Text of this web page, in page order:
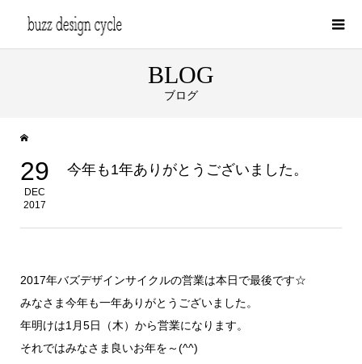
BLOG
ブログ
29
DEC
2017
今年も1年ありがとうございました。
2017年バズデザインサイクルの営業は本日で最後です☆
みなさま今年も一年ありがとうございました。
年明けは1月5日（木）から営業になります。
それではみなさま良いお年を～(^^)